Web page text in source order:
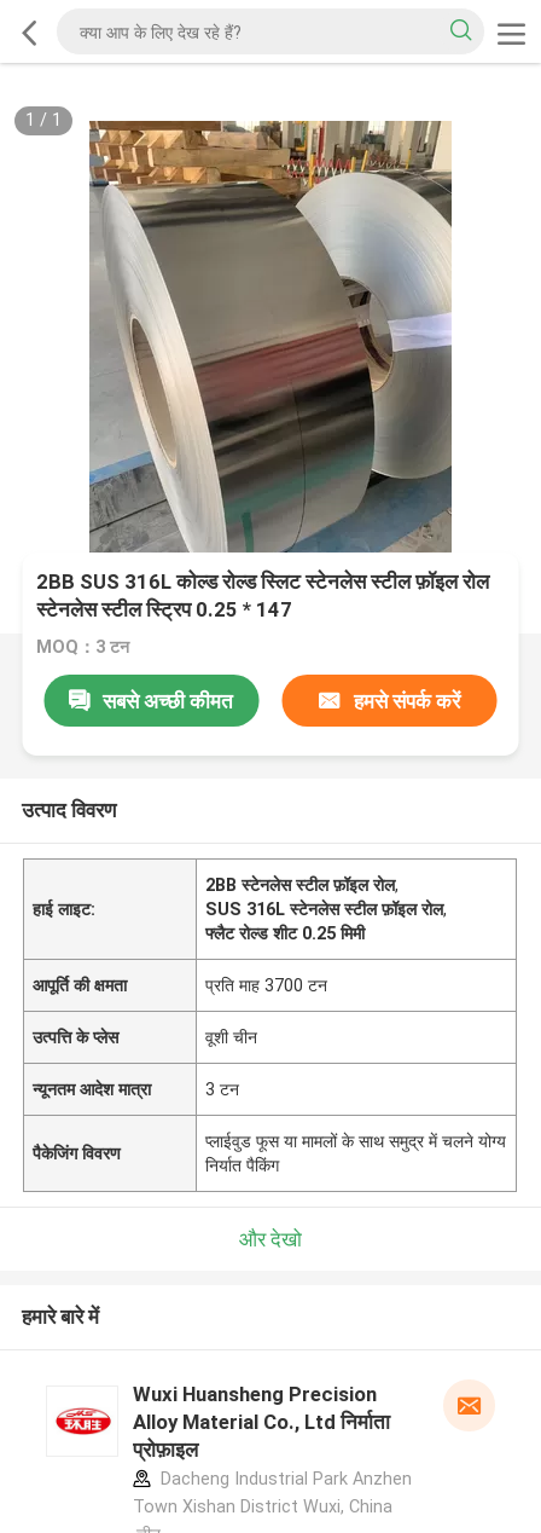
1 / 1
2BB SUS 316L कोल्ड रोल्ड स्लिट स्टेनलेस स्टील फ़ॉइल रोल
स्टेनलेस स्टील स्ट्रिप 0.25 * 147
MOQ：3 टन
सबसे अच्छी कीमत हमसे संपर्क करें
उत्पाद विवरण
हाई लाइट:
2BB स्टेनलेस स्टील फ़ॉइल रोल,
SUS 316L स्टेनलेस स्टील फ़ॉइल रोल,
फ्लैट रोल्ड शीट 0.25 मिमी
आपूर्ति की क्षमता प्रति माह 3700 टन
उत्पत्ति के प्लेस वूशी चीन
न्यूनतम आदेश मात्रा 3 टन
पैकेजिंग विवरण
प्लाईवुड फूस या मामलों के साथ समुद्र में चलने योग्य
निर्यात पैकिंग
और देखो
हमारे बारे में
Wuxi Huansheng Precision
Alloy Material Co., Ltd निर्माता
प्रोफ़ाइल
Dacheng Industrial Park Anzhen
Town Xishan District Wuxi, China